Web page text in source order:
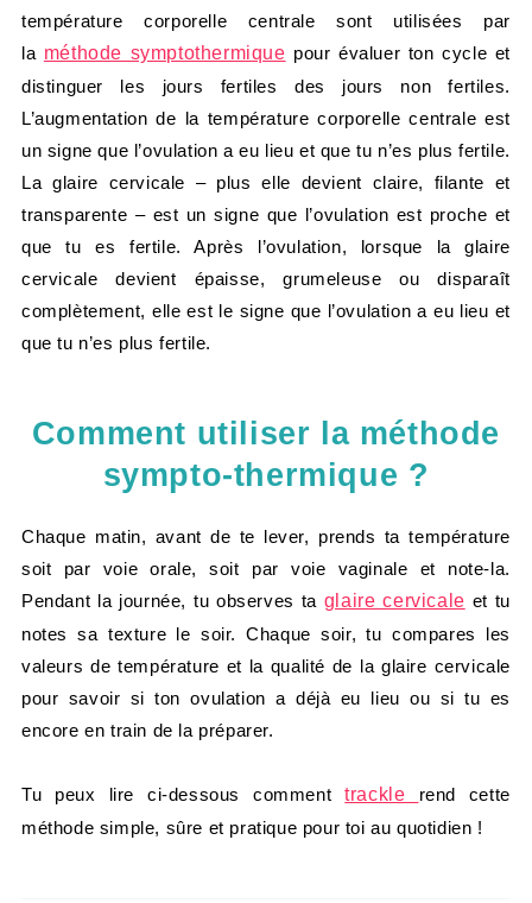
température corporelle centrale sont utilisées par
la méthode symptothermique pour évaluer ton cycle et
distinguer les jours fertiles des jours non fertiles.
L’augmentation de la température corporelle centrale est
un signe que l’ovulation a eu lieu et que tu n’es plus fertile.
La glaire cervicale – plus elle devient claire, filante et
transparente – est un signe que l’ovulation est proche et
que tu es fertile. Après l’ovulation, lorsque la glaire
cervicale devient épaisse, grumeleuse ou disparaît
complètement, elle est le signe que l’ovulation a eu lieu et
que tu n’es plus fertile.
Comment utiliser la méthode
sympto-thermique ?
Chaque matin, avant de te lever, prends ta température
soit par voie orale, soit par voie vaginale et note-la.
Pendant la journée, tu observes ta glaire cervicale et tu
notes sa texture le soir. Chaque soir, tu compares les
valeurs de température et la qualité de la glaire cervicale
pour savoir si ton ovulation a déjà eu lieu ou si tu es
encore en train de la préparer.
Tu peux lire ci-dessous commenttrackle rend cette
méthode simple, sûre et pratique pour toi au quotidien !